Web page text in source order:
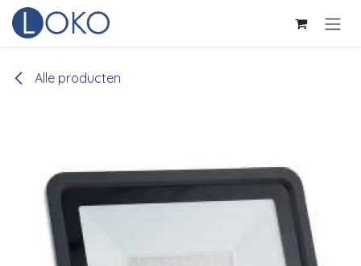
Overslaan naar inhoud
Alle producten